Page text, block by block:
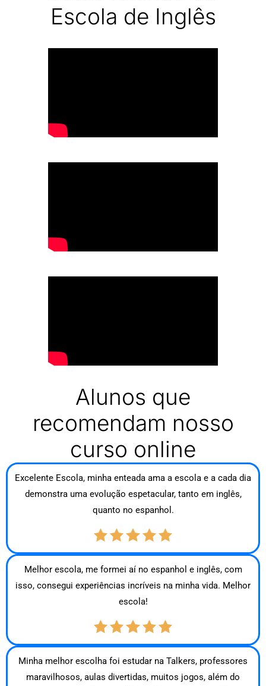
Escola de Inglês
Alunos que
recomendam nosso
curso online
Excelente Escola, minha enteada ama a escola e a cada dia
demonstra uma evolução espetacular, tanto em inglês,
quanto no espanhol.
Melhor escola, me formei aí no espanhol e inglês, com
isso, consegui experiências incríveis na minha vida. Melhor
escola!
Minha melhor escolha foi estudar na Talkers, professores
maravilhosos, aulas divertidas, muitos jogos, além do